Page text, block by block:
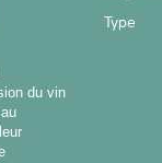
Type
du vin